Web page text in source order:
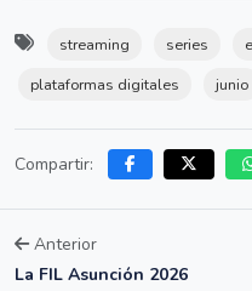
streaming series
plataformas digitales
junio
Compartir:
Anterior
La FIL Asunción 2026